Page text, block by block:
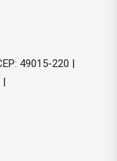
49015-220 |
|